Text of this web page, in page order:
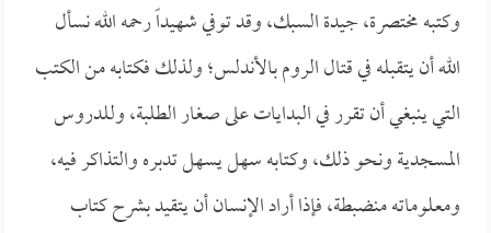
وكتبه مختصرة، جيدة السبك، وقد توفي شهيداً رحمه الله نسأل
الله أن يتقبله في قتال الروم بالأندلس؛ ولذلك فكتابه من الكتب
التي ينبغي أن تقرر في البدايات على صغار الطلبة، وللدروس
المسجدية ونحو ذلك، وكتابه سهل يسهل تدبره والتذاكر فيه،
ومعلوماته منضبطة، فإذا أراد الإنسان أن يتقيد بشرح كتاب